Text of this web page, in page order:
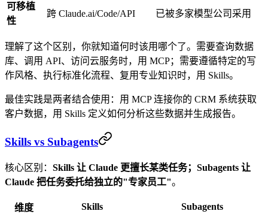
可移植
性
跨 Claude.ai/Code/API 已被多家模型公司采用
理解了这个区别，你就知道何时该用哪个了。需要查询数据
库、调用 API、访问云服务时，用 MCP；需要遵循特定的写
作风格、执行标准化流程、复用专业知识时，用 Skills。
最佳实践是两者结合使用：用 MCP 连接你的 CRM 系统获取
客户数据，用 Skills 定义如何分析这些数据并生成报告。
Skills vs Subagents
核心区别： Skills 让 Claude 更擅长某类任务；Subagents 让
Claude 把任务委托给独立的"专家员工"。
维度 Skills
Subagents